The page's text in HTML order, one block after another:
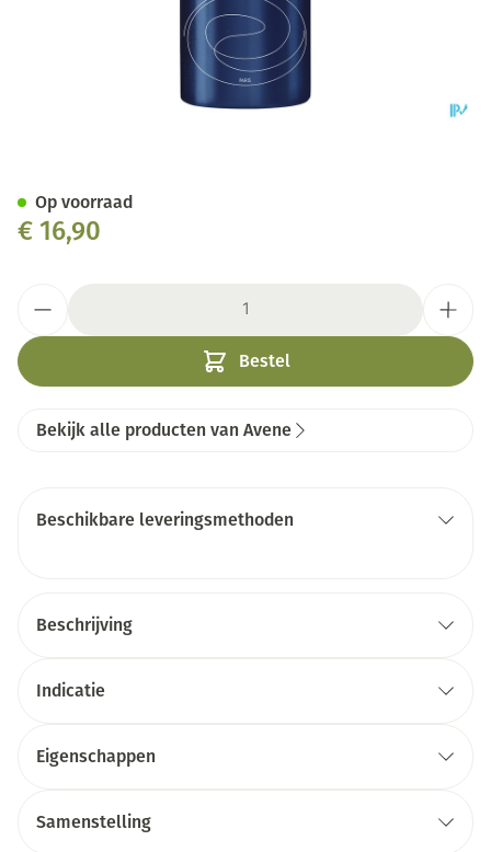
€ 16,90
Bestel
Op voorraad
Bekijk alle producten van Avene
Beschikbare leveringsmethoden
Beschrijving
Indicatie
Eigenschappen
Samenstelling